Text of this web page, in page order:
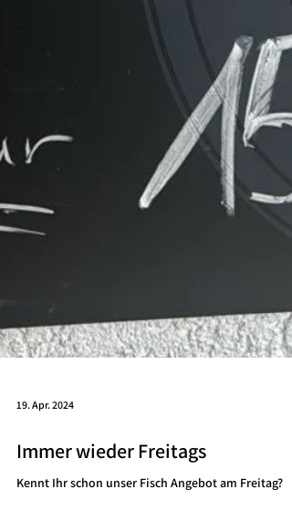
19. Apr. 2024
Immer wieder Freitags